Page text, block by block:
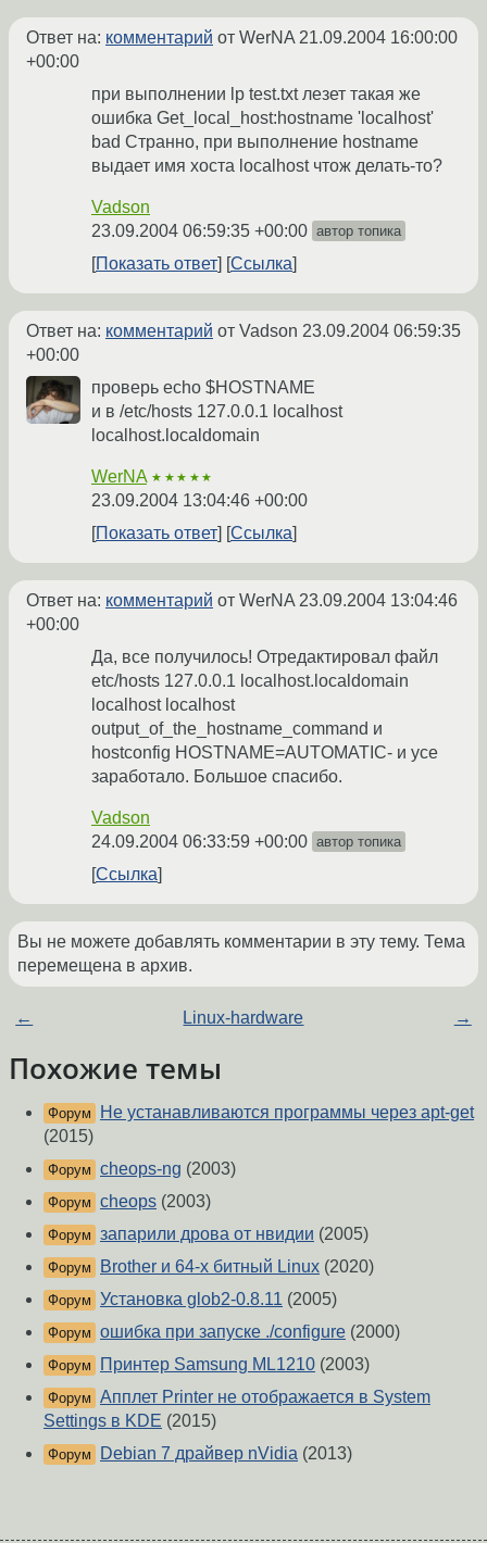
Ответ на: комментарий от WerNA21.09.2004 16:00:00
+00:00
при выполнении lp test.txt лезет такая же
ошибка Get_local_host:hostname 'localhost'
bad Странно, при выполнение hostname
выдает имя хоста localhost чтож делать-то?
Vadson
23.09.2004 06:59:35 +00:00 автор топика
Показать ответ Ссылка
Ответ на: комментарий от Vadson 23.09.2004 06:59:35
+00:00
проверь echo $HOSTNAME
и в /etc/hosts 127.0.0.1 localhost
localhost.localdomain
WerNA ★★★★★
23.09.2004 13:04:46 +00:00
Показать ответ
Ссылка
Ответ на: комментарий от WerNA23.09.2004 13:04:46
+00:00
Да, все получилось! Отредактировал файл
etc/hosts 127.0.0.1 localhost.localdomain
localhost localhost
output_of_the_hostname_command и
hostconfig HOSTNAME=AUTOMATIC- и усе
заработало. Большое спасибо.
Vadson
24.09.2004 06:33:59 +00:00 автор топика
Ссылка
Вы не можете добавлять комментарии в эту тему. Тема
перемещена в архив.
← Linux-hardware →
Похожие темы
Форум
Не устанавливаются программы через apt-get
(2015)
Форум cheops-ng (2003)
Форум cheops (2003)
Форум запарили дрова от нвидии (2005)
Форум Brother и 64-х битный Linux (2020)
Форум Установка glob2-0.8.11 (2005)
Форум ошибка при запуске ./configure (2000)
Форум Принтер Samsung ML1210 (2003)
Форум Aпплет Printer не отображается в System
Settings в KDE (2015)
Форум Debian 7 драйвер nVidia (2013)